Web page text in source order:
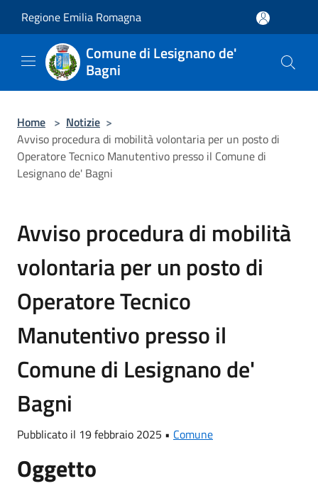
Regione Emilia Romagna
Comune di Lesignano de'
Bagni
Home > Notizie >
Avviso procedura di mobilità volontaria per un posto di
Operatore Tecnico Manutentivo presso il Comune di
Lesignano de' Bagni
Avviso procedura di mobilità
volontaria per un posto di
Operatore Tecnico
Manutentivo presso il
Comune di Lesignano de'
Bagni
Pubblicato il 19 febbraio 2025 • Comune
Oggetto